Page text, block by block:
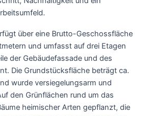
über eine Brutto-Geschossfläche
und umfasst auf drei Etagen
der Gebäudefassade und des
Die Grundstücksfläche beträgt ca.
wurde versiegelungsarm und
den Grünflächen rund um das
heimischer Arten gepflanzt, die